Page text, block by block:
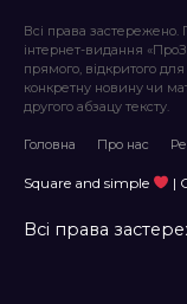
Всі права застережено.
інтернет-видання
прямого, відкритого
конкретну новину чи
другого абзацу тексту.
Головна Про нас
Square and simple |
Всі права